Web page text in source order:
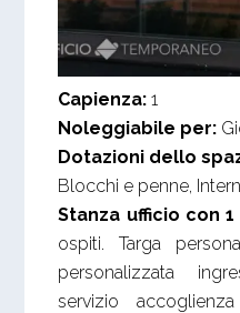
Capienza: 1
Noleggiabile per:
Dotazioni dello
Blocchi e penne,
Stanza ufficio con
ospiti. Targa
personalizzata
servizio